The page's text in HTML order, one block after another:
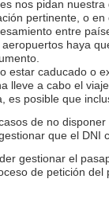
nos pidan
pertinente, o
entre
haya
estar caducado o
lleve a cabo el
es posible que
de no
que el
gestionar el
de petición del